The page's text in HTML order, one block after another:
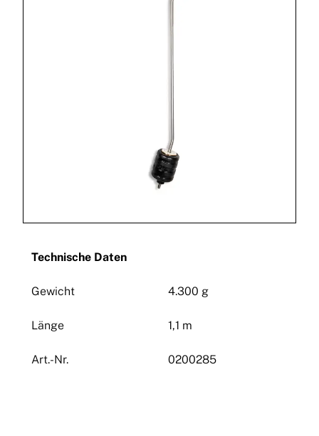
Technische Daten
Gewicht 4.300 g
Länge 1,1 m
Art.-Nr. 0200285